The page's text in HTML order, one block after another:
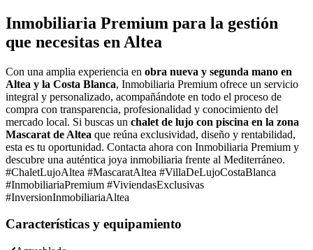
Inmobiliaria Premium para la gestión
que necesitas en Altea
Con una amplia experiencia en obra nueva y segunda mano en
Altea y la Costa Blanca, Inmobiliaria Premium ofrece un servicio
integral y personalizado, acompañándote en todo el proceso de
compra con transparencia, profesionalidad y conocimiento del
mercado local. Si buscas un chalet de lujo con piscina en la zona
Mascarat de Altea que reúna exclusividad, diseño y rentabilidad,
esta es tu oportunidad. Contacta ahora con Inmobiliaria Premium y
descubre una auténtica joya inmobiliaria frente al Mediterráneo.
#ChaletLujoAltea #MascaratAltea #VillaDeLujoCostaBlanca
#InmobiliariaPremium #ViviendasExclusivas
#InversionInmobiliariaAltea
Características y equipamiento